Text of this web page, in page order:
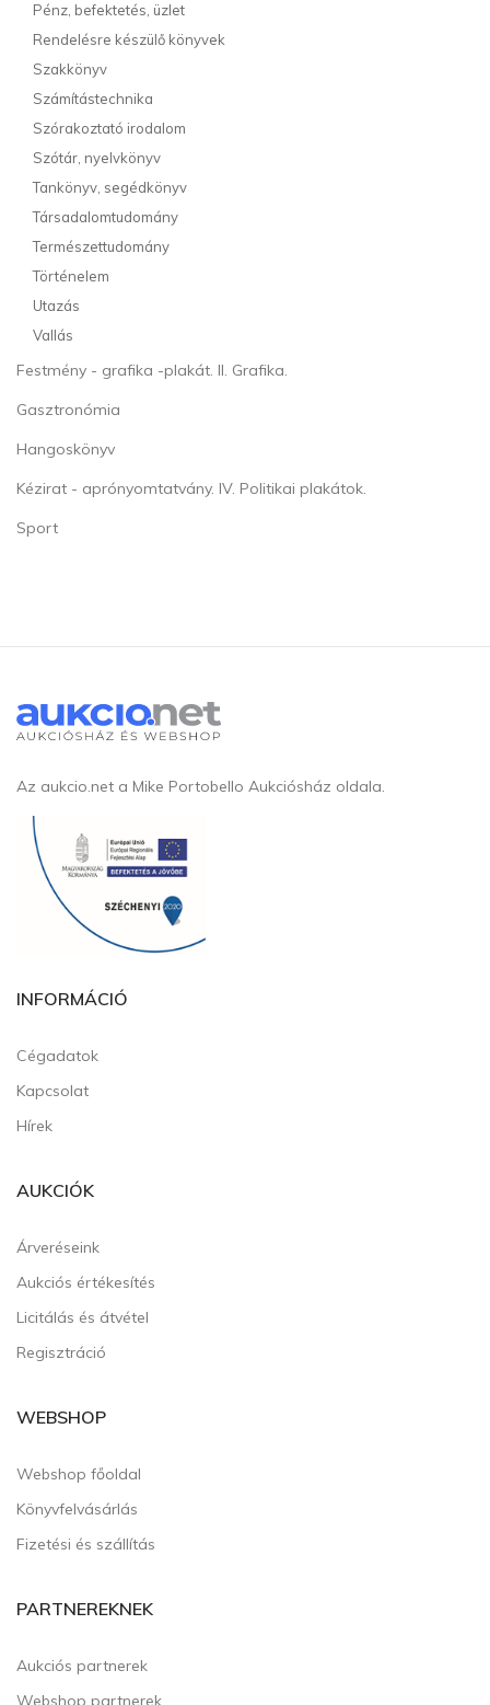
Pénz, befektetés, üzlet
Rendelésre készülő könyvek
Szakkönyv
Számítástechnika
Szórakoztató irodalom
Szótár, nyelvkönyv
Tankönyv, segédkönyv
Társadalomtudomány
Természettudomány
Történelem
Utazás
Vallás
Festmény - grafika -plakát. II. Grafika.
Gasztronómia
Hangoskönyv
Kézirat - aprónyomtatvány. IV. Politikai plakátok.
Sport
Az aukcio.net a Mike Portobello Aukciósház oldala.
INFORMÁCIÓ
Cégadatok
Kapcsolat
Hírek
AUKCIÓK
Árveréseink
Aukciós értékesítés
Licitálás és átvétel
Regisztráció
WEBSHOP
Webshop főoldal
Könyvfelvásárlás
Fizetési és szállítás
PARTNEREKNEK
Aukciós partnerek
Webshop partnerek